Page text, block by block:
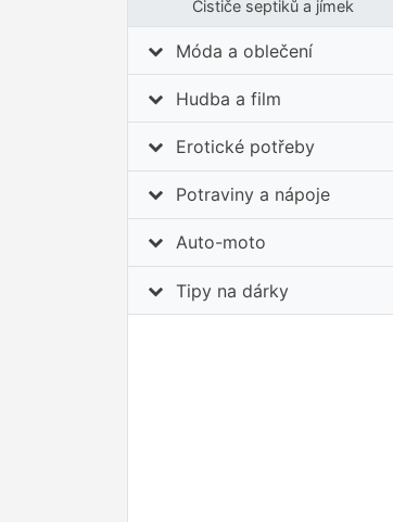
Čističe septiků a jímek
Móda a oblečení
Hudba a film
Erotické potřeby
Potraviny a nápoje
Auto-moto
Tipy na dárky